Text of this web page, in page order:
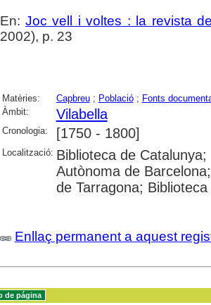
En:Joc vell i voltes : la revista
2002), p. 23
Matèries: Capbreu; Població; Fonts
Àmbit:
Vilabella
Cronologia: [1750 - 1800]
Localització: Biblioteca de
Autònoma de
de Tarragona;
Enllaç permanent a aquest